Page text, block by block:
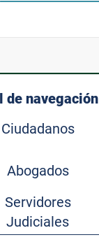
de navegación
Ciudadanos
Abogados
Servidores
Judiciales